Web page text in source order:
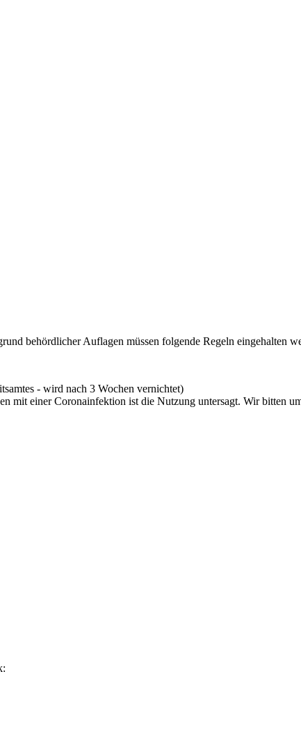
behördlicher Auflagen müssen folgende Regeln eingehalten
- wird nach 3 Wochen vernichtet)
mit einer Coronainfektion ist die Nutzung untersagt. Wir bitten